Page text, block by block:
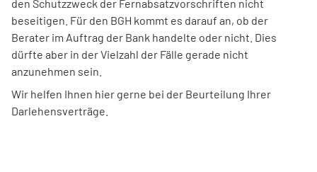
den Schutzzweck der Fernabsatzvorschriften nicht
beseitigen. Für den BGH kommt es darauf an, ob der
Berater im Auftrag der Bank handelte oder nicht. Dies
dürfte aber in der Vielzahl der Fälle gerade nicht
anzunehmen sein.
Wir helfen Ihnen hier gerne bei der Beurteilung Ihrer
Darlehensverträge.